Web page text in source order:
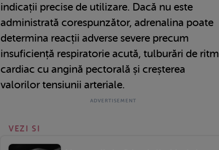
indicații precise de utilizare. Dacă nu este
administrată corespunzător, adrenalina poate
determina reacții adverse severe precum
insuficiență respiratorie acută, tulburări de ritm
cardiac cu angină pectorală și creșterea
valorilor tensiunii arteriale.
VEZI SI